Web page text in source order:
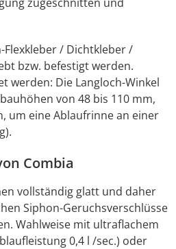
/ Dichtkleber /
bzw. befestigt werden.
werden: Die Langloch-Winkel
von 48 bis 110 mm,
um eine Ablaufrinne an einer
Combia
vollständig glatt und daher
Siphon-Geruchsverschlüsse
Wahlweise mit ultraflachem
0,4 l /sec.) oder